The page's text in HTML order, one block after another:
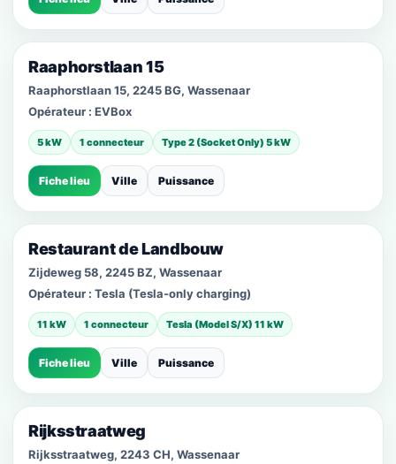
Raaphorstlaan 15
Raaphorstlaan 15, 2245 BG, Wassenaar
Opérateur : EVBox
5 kW 1 connecteur Type 2 (Socket Only) 5 kW
Fiche lieu Ville Puissance
Restaurant de Landbouw
Zijdeweg 58, 2245 BZ, Wassenaar
Opérateur : Tesla (Tesla-only charging)
11 kW 1 connecteur Tesla (Model S/X) 11 kW
Fiche lieu Ville Puissance
Rijksstraatweg
Rijksstraatweg, 2243 CH, Wassenaar